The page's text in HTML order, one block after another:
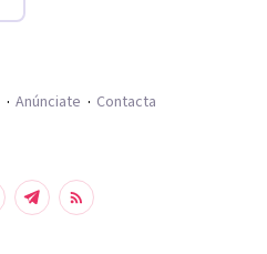
Anúnciate Contacta